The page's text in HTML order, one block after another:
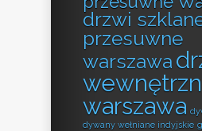
drzwi
przesuwne
warszawa
warszawa
dywany wełniane indyjskie